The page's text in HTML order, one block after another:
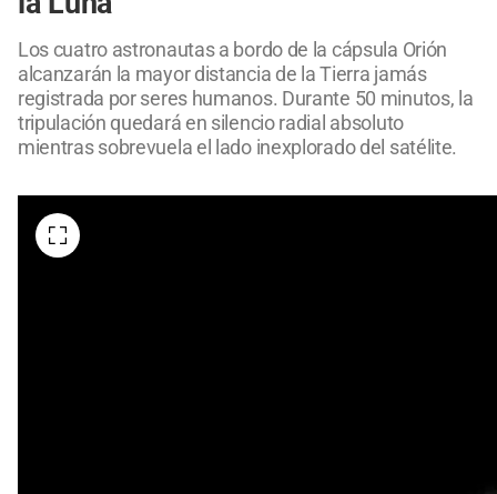
Los cuatro astronautas a bordo de la cápsula Orión
alcanzarán la mayor distancia de la Tierra jamás
registrada por seres humanos. Durante 50 minutos, la
tripulación quedará en silencio radial absoluto
mientras sobrevuela el lado inexplorado del satélite.